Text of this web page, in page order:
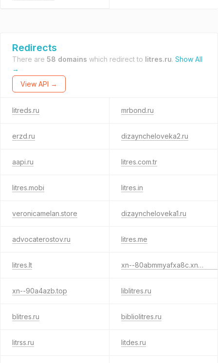
Redirects
There are 58 domains which redirect to litres.ru. Show All
→
View API →
litreds.ru mrbond.ru
erzd.ru dizayncheloveka2.ru
aapi.ru litres.com.tr
litres.mobi litres.in
veronicamelan.store dizayncheloveka1.ru
advocaterostov.ru litres.me
litres.lt xn--80abmmyafxa8c.xn--p1acf
xn--90a4azb.top liblitres.ru
blitres.ru bibliolitres.ru
litrss.ru litdes.ru